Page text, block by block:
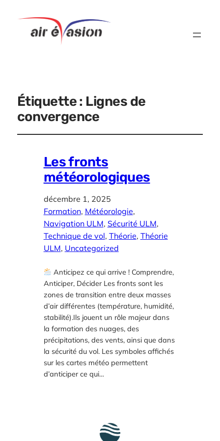
Étiquette : Lignes de
convergence
Les fronts
météorologiques
décembre 1, 2025
Formation, Météorologie
Navigation ULM, Sécurité ULM
Technique de vol, Théorie, Théorie
ULM, Uncategorized
Anticipez ce qui arrive ! Comprendre,
Anticiper, Décider Les fronts sont les
zones de transition entre deux masses
d’air différentes (température, humidité,
stabilité).Ils jouent un rôle majeur dans
la formation des nuages, des
précipitations, des vents, ainsi que dans
la sécurité du vol. Les symboles affichés
sur les cartes météo permettent
d’anticiper ce qui…